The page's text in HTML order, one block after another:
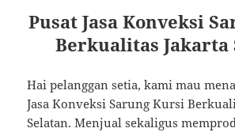
Pusat Jasa Konveksi
Berkualitas Jakarta
Hai pelanggan setia, kami mau
Jasa Konveksi Sarung Kursi
Selatan. Menjual sekaligus